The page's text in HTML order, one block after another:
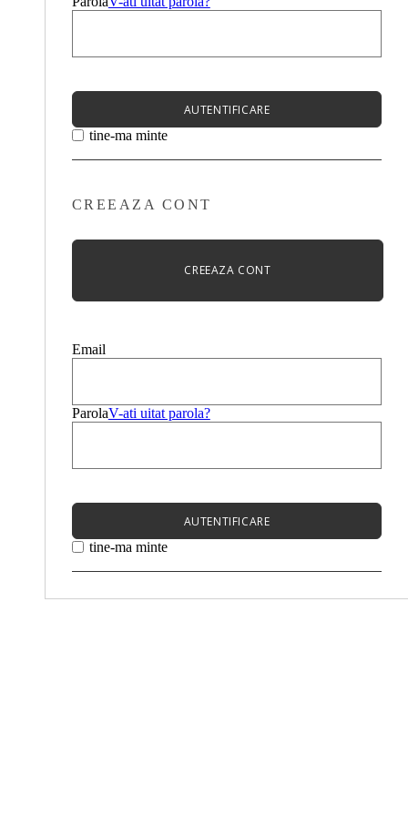
AUTENTIFICARE
tine-ma minte
CREEAZA CONT
CREEAZA CONT
Email
ParolaV-ati uitat parola?
AUTENTIFICARE
tine-ma minte